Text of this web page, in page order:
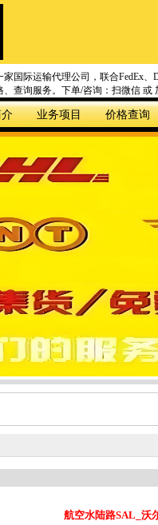
家国际运输代理公司，联合FedEx
查询服务。下单/咨询：扫微信 或
业务项目 价格查询
航空水陆路SAL_沃